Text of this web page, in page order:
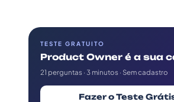
TESTE GRATUITO
Product Owner é a sua
21 perguntas · 3 minutos · Sem cadastro
Fazer o Teste